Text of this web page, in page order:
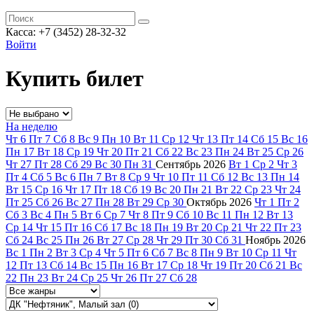
Касса: +7 (3452) 28-32-32
Войти
Купить билет
На неделю
Чт 6 Пт 7 Сб 8 Вс 9 Пн 10 Вт 11 Ср 12 Чт 13 Пт 14 Сб 15 Вс 16
Пн 17 Вт 18 Ср 19 Чт 20 Пт 21 Сб 22 Вс 23 Пн 24 Вт 25 Ср 26
Чт 27 Пт 28 Сб 29 Вс 30 Пн 31 Сентябрь 2026 Вт 1 Ср 2 Чт 3
Пт 4 Сб 5 Вс 6 Пн 7 Вт 8 Ср 9 Чт 10 Пт 11 Сб 12 Вс 13 Пн 14
Вт 15 Ср 16 Чт 17 Пт 18 Сб 19 Вс 20 Пн 21 Вт 22 Ср 23 Чт 24
Пт 25 Сб 26 Вс 27 Пн 28 Вт 29 Ср 30 Октябрь 2026 Чт 1 Пт 2
Сб 3 Вс 4 Пн 5 Вт 6 Ср 7 Чт 8 Пт 9 Сб 10 Вс 11 Пн 12 Вт 13
Ср 14 Чт 15 Пт 16 Сб 17 Вс 18 Пн 19 Вт 20 Ср 21 Чт 22 Пт 23
Сб 24 Вс 25 Пн 26 Вт 27 Ср 28 Чт 29 Пт 30 Сб 31 Ноябрь 2026
Вс 1 Пн 2 Вт 3 Ср 4 Чт 5 Пт 6 Сб 7 Вс 8 Пн 9 Вт 10 Ср 11 Чт
12 Пт 13 Сб 14 Вс 15 Пн 16 Вт 17 Ср 18 Чт 19 Пт 20 Сб 21 Вс
22 Пн 23 Вт 24 Ср 25 Чт 26 Пт 27 Сб 28